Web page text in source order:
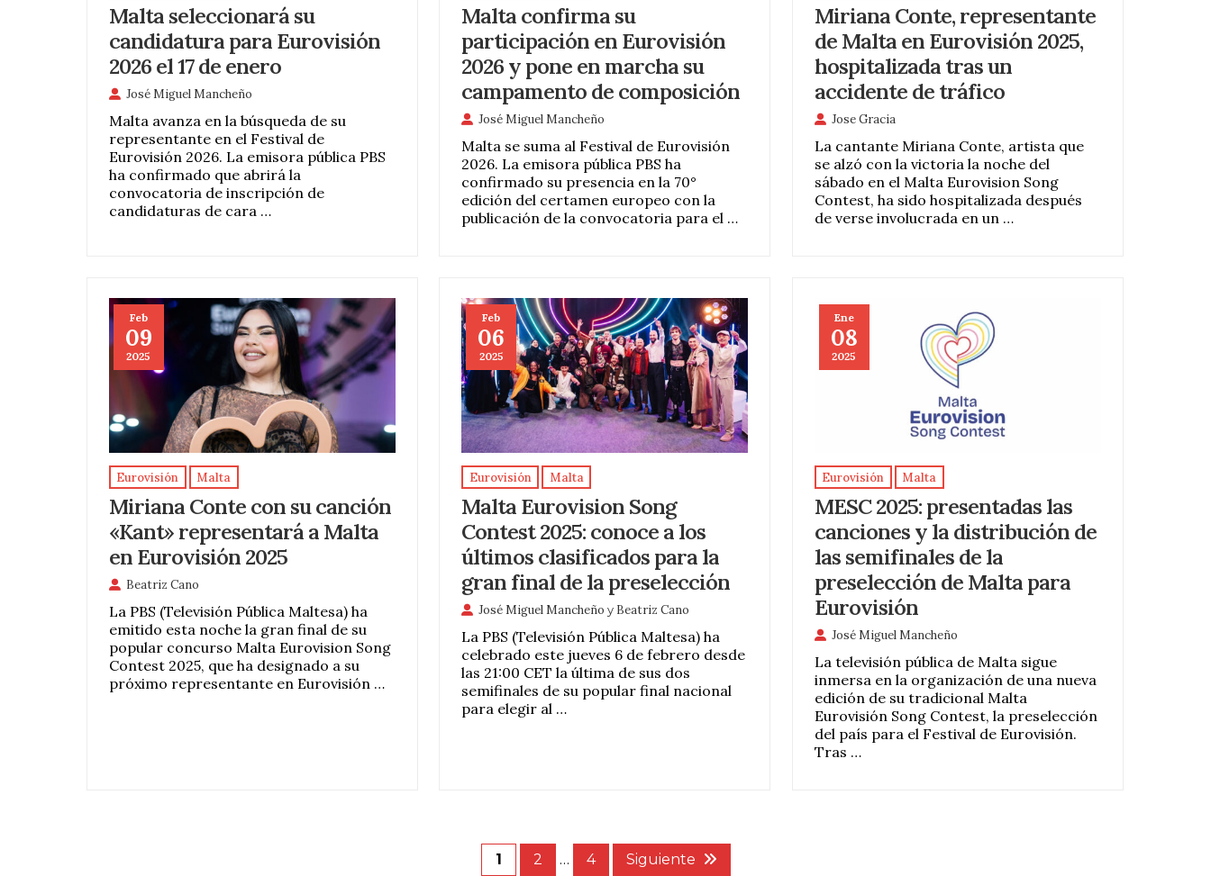
Malta seleccionará su
candidatura para Eurovisión
2026 el 17 de enero
José Miguel Mancheño
Malta avanza en la búsqueda de su
representante en el Festival de
Eurovisión 2026. La emisora pública PBS
ha confirmado que abrirá la
convocatoria de inscripción de
candidaturas de cara …
Malta confirma su
participación en Eurovisión
2026 y pone en marcha su
campamento de composición
José Miguel Mancheño
Malta se suma al Festival de Eurovisión
2026. La emisora pública PBS ha
confirmado su presencia en la 70°
edición del certamen europeo con la
publicación de la convocatoria para el …
Miriana Conte, representante
de Malta en Eurovisión 2025,
hospitalizada tras un
accidente de tráfico
Jose Gracia
La cantante Miriana Conte, artista que
se alzó con la victoria la noche del
sábado en el Malta Eurovision Song
Contest, ha sido hospitalizada después
de verse involucrada en un …
Feb
09
2025
Eurovisión Malta
Miriana Conte con su canción
«Kant» representará a Malta
en Eurovisión 2025
Beatriz Cano
La PBS (Televisión Pública Maltesa) ha
emitido esta noche la gran final de su
popular concurso Malta Eurovision Song
Contest 2025, que ha designado a su
próximo representante en Eurovisión …
Feb
06
2025
Eurovisión Malta
Malta Eurovision Song
Contest 2025: conoce a los
últimos clasificados para la
gran final de la preselección
José Miguel Mancheño y Beatriz Cano
La PBS (Televisión Pública Maltesa) ha
celebrado este jueves 6 de febrero desde
las 21:00 CET la última de sus dos
semifinales de su popular final nacional
para elegir al …
Ene
08
2025
Eurovisión Malta
MESC 2025: presentadas las
canciones y la distribución de
las semifinales de la
preselección de Malta para
Eurovisión
José Miguel Mancheño
La televisión pública de Malta sigue
inmersa en la organización de una nueva
edición de su tradicional Malta
Eurovisión Song Contest, la preselección
del país para el Festival de Eurovisión.
Tras …
1 2 … 4 Siguiente